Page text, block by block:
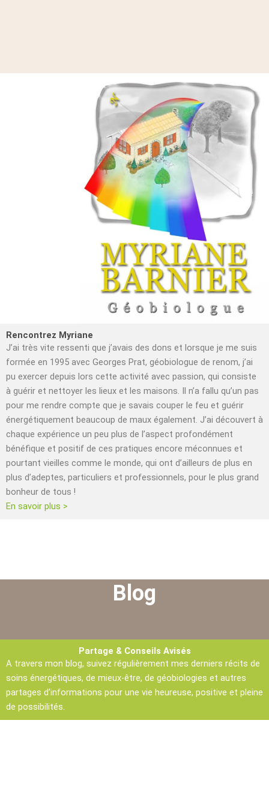
Rencontrez Myriane
J’ai très vite ressenti que j’avais des dons et lorsque je me suis
formée en 1995 avec Georges Prat, géobiologue de renom, j’ai
pu exercer depuis lors cette activité avec passion, qui consiste
à guérir et nettoyer les lieux et les maisons. Il n’a fallu qu’un pas
pour me rendre compte que je savais couper le feu et guérir
énergétiquement beaucoup de maux également. J’ai découvert à
chaque expérience un peu plus de l’aspect profondément
bénéfique et positif de ces pratiques encore méconnues et
pourtant vieilles comme le monde, qui ont d’ailleurs de plus en
plus d’adeptes, particuliers et professionnels, pour le plus grand
bonheur de tous !
En savoir plus >
Blog
Partage & Conseils Avisés
A travers mon blog, suivez régulièrement mes derniers récits de
soins énergétiques, de mieux-être, de géobiologies et autres
partages d’informations pour une vie heureuse, positive et pleine
de possibilités.